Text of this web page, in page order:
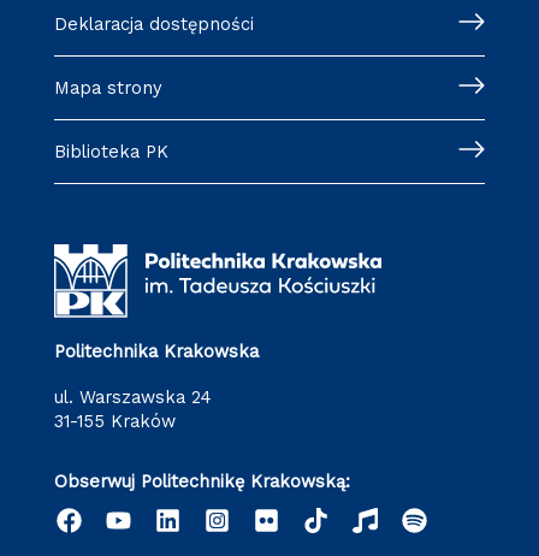
Deklaracja dostępności
Mapa strony
Biblioteka PK
Politechnika Krakowska
ul. Warszawska 24
31-155 Kraków
Obserwuj Politechnikę Krakowską: